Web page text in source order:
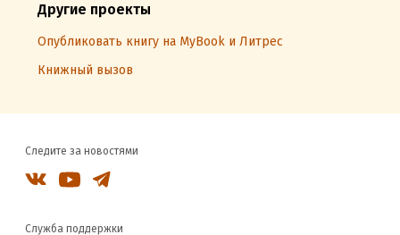
Другие проекты
Опубликовать книгу на MyBook и Литрес
Книжный вызов
Следите за новостями
Служба поддержки